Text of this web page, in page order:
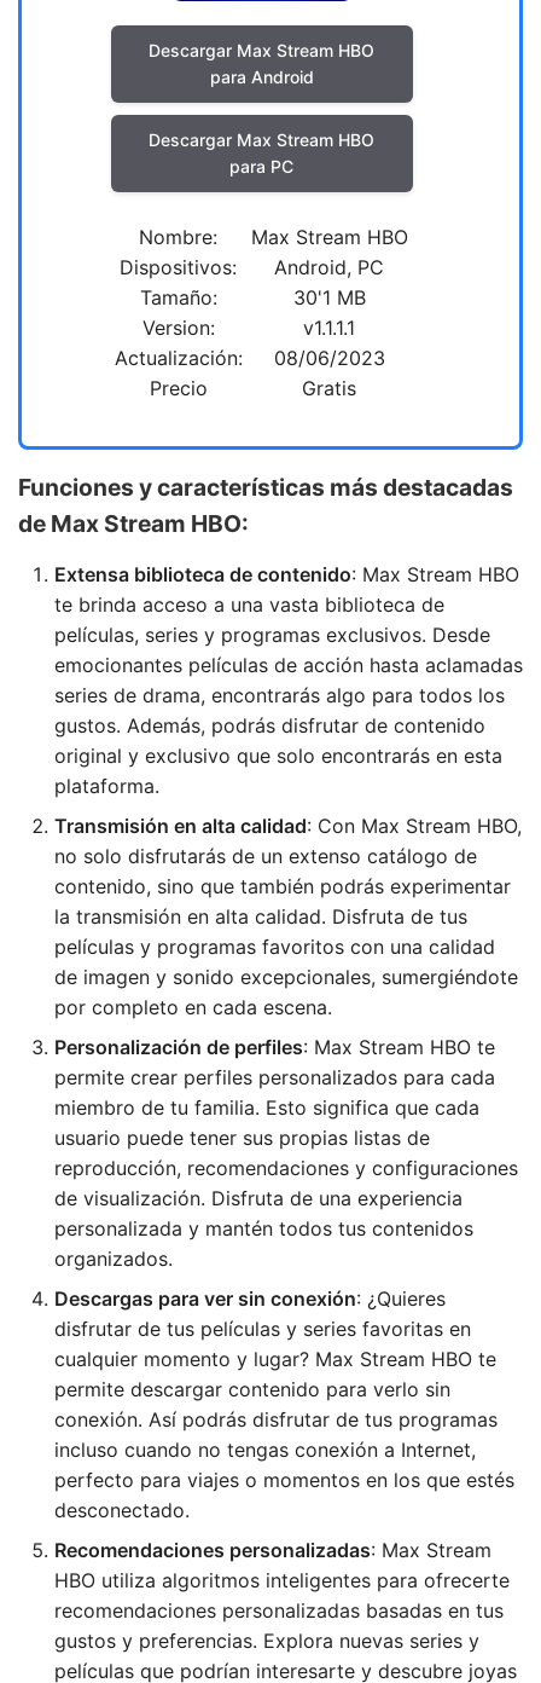
Descargar Max Stream HBO
para Android
Descargar Max Stream HBO
para PC
Nombre:
Max Stream HBO
Dispositivos:
Android, PC
Tamaño:
30'1 MB
Version:
v1.1.1.1
Actualización:
08/06/2023
Precio
Gratis
Funciones y características más destacadas
de Max Stream HBO:
Extensa biblioteca de contenido: Max Stream HBO
te brinda acceso a una vasta biblioteca de
películas, series y programas exclusivos. Desde
emocionantes películas de acción hasta aclamadas
series de drama, encontrarás algo para todos los
gustos. Además, podrás disfrutar de contenido
original y exclusivo que solo encontrarás en esta
plataforma.
Transmisión en alta calidad: Con Max Stream HBO,
no solo disfrutarás de un extenso catálogo de
contenido, sino que también podrás experimentar
la transmisión en alta calidad. Disfruta de tus
películas y programas favoritos con una calidad
de imagen y sonido excepcionales, sumergiéndote
por completo en cada escena.
Personalización de perfiles: Max Stream HBO te
permite crear perfiles personalizados para cada
miembro de tu familia. Esto significa que cada
usuario puede tener sus propias listas de
reproducción, recomendaciones y configuraciones
de visualización. Disfruta de una experiencia
personalizada y mantén todos tus contenidos
organizados.
Descargas para ver sin conexión: ¿Quieres
disfrutar de tus películas y series favoritas en
cualquier momento y lugar? Max Stream HBO te
permite descargar contenido para verlo sin
conexión. Así podrás disfrutar de tus programas
incluso cuando no tengas conexión a Internet,
perfecto para viajes o momentos en los que estés
desconectado.
Recomendaciones personalizadas: Max Stream
HBO utiliza algoritmos inteligentes para ofrecerte
recomendaciones personalizadas basadas en tus
gustos y preferencias. Explora nuevas series y
películas que podrían interesarte y descubre joyas